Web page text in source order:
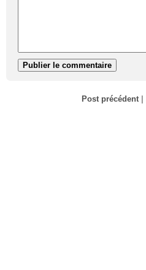
Post précédent |